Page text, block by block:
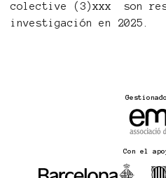
colective (3)xxx son
investigación en 2025.
Con el